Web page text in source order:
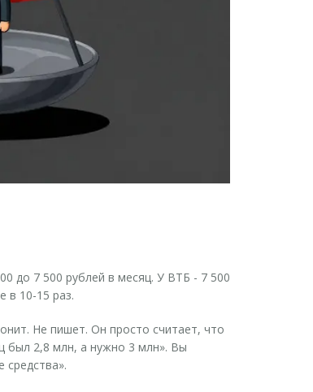
до 7 500 рублей в месяц. У ВТБ - 7 500
в 10-15 раз.
Не пишет. Он просто считает, что
был 2,8 млн, а нужно 3 млн». Вы